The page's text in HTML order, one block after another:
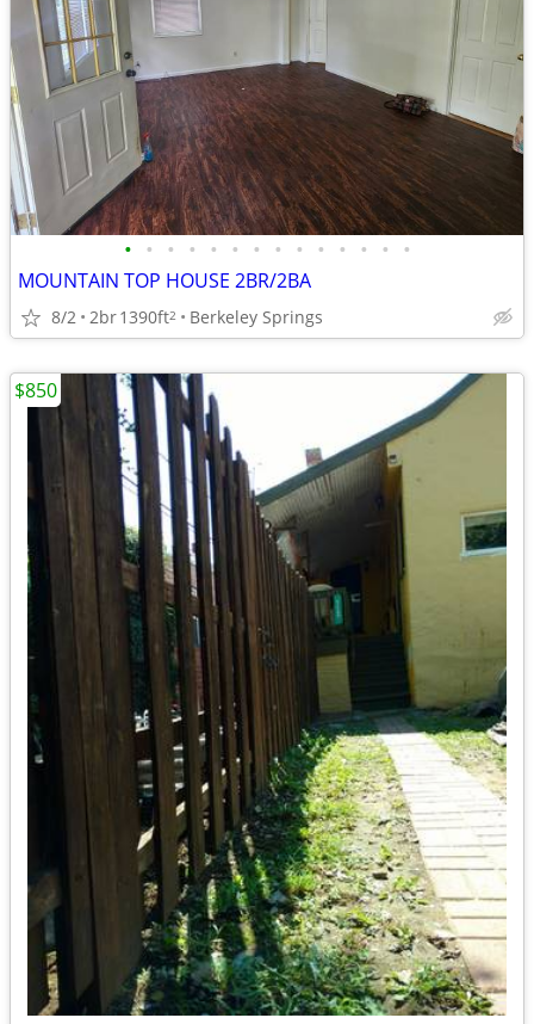
• • • • • • • • • • • • • •
MOUNTAIN TOP HOUSE 2BR/2BA
8/2 2br1390ft2 Berkeley Springs
$850